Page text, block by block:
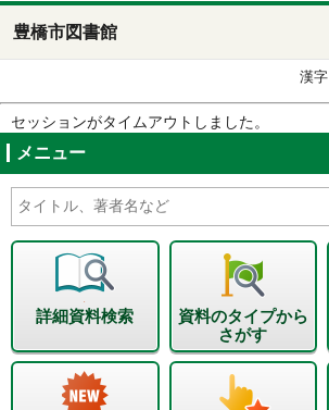
豊橋市図書館
漢字
セッションがタイムアウトしました。
メニュー
詳細資料検索
資料のタイプから
さがす